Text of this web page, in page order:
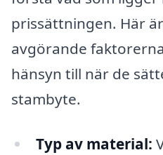
prissättningen. Här
avgörande
hänsyn till när de
stambyte.
Typ av material: